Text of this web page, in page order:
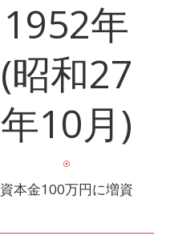
1952年
(昭和27
年10月)
資本金100万円に増資